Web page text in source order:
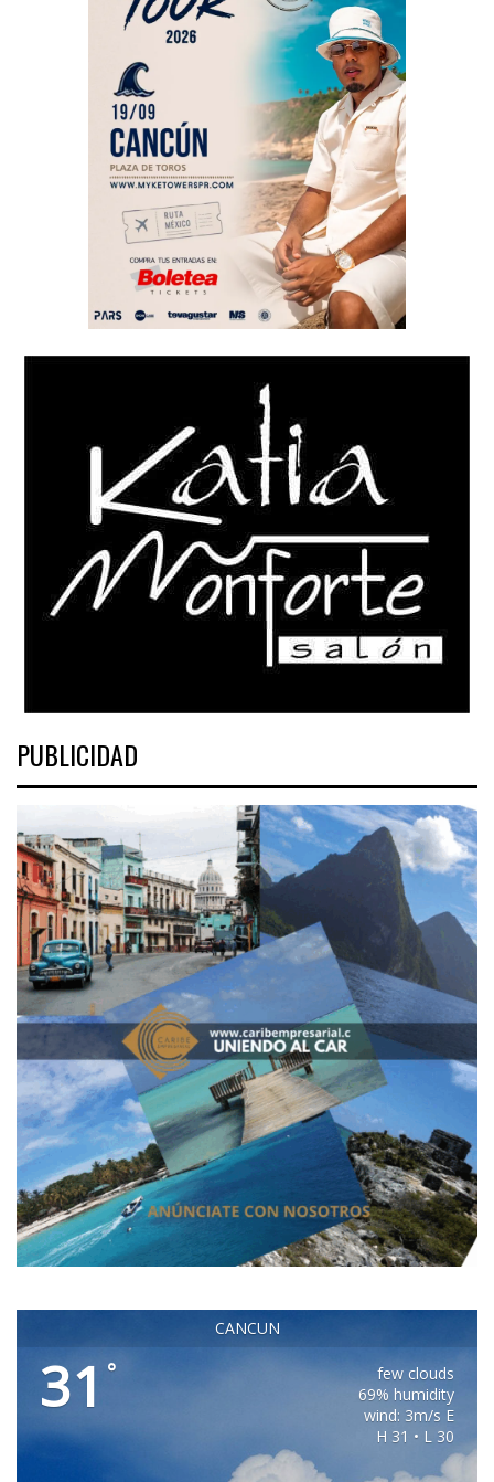
PUBLICIDAD
CANCUN
31 °
few clouds
69% humidity
wind: 3m/s E
H 31 • L 30